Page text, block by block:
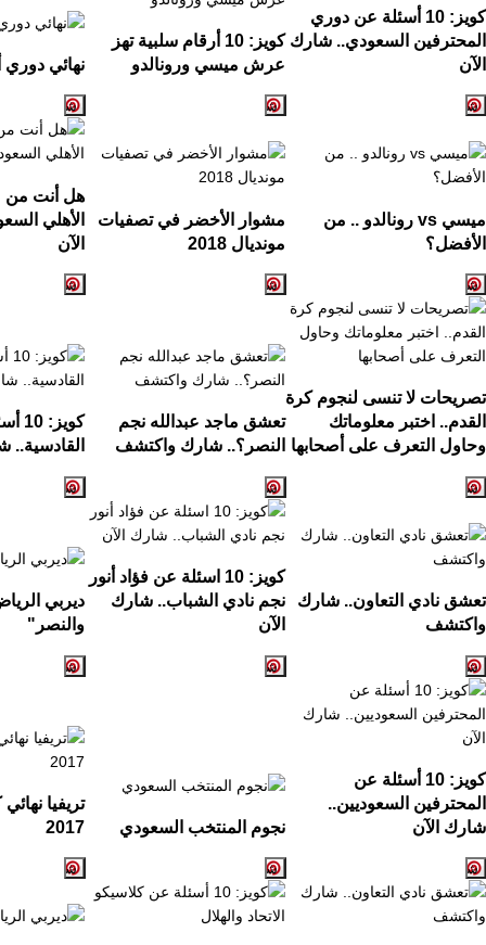
كويز: 10 أسئلة عن دوري
المحترفين السعودي.. شارك
الآن
كويز: 10 أرقام سلبية تهز
عرش ميسي ورونالدو
نهائي دوري
ميسي vs رونالدو .. من
الأفضل؟
مشوار الأخضر في تصفيات
مونديال 2018
هل أنت من
الأهلي
الآن
تصريحات لا تنسى لنجوم كرة
القدم.. اختبر معلوماتك
وحاول التعرف على أصحابها
تعشق ماجد عبدالله نجم
النصر؟.. شارك واكتشف
كويز: 10
القادسية..
تعشق نادي التعاون.. شارك
واكتشف
كويز: 10 اسئلة عن فؤاد أنور
نجم نادي الشباب.. شارك
الآن
ديربي
والنصر "
كويز: 10 أسئلة عن
المحترفين السعوديين..
شارك الآن
نجوم المنتخب السعودي
تريفيا
2017